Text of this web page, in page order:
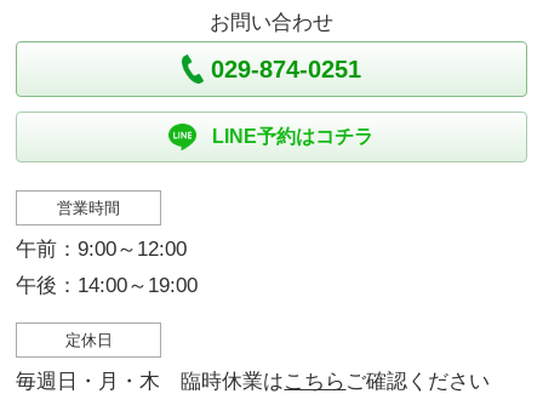
お問い合わせ
029-874-0251
LINE予約はコチラ
営業時間
午前：9:00～12:00
午後：14:00～19:00
定休日
毎週日・月・木 臨時休業はこちら ご確認ください